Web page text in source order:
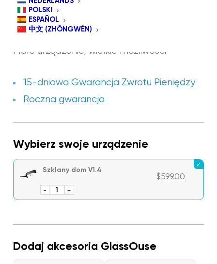
POLSKI
ESPAÑOL
中文 (ZHŌNGWÉN)
SZKLANY DOM V1.4
Małe urządzenie, wielkie możliwości
15-dniowa Gwarancja Zwrotu Pieniędzy
Roczna gwarancja
Wybierz swoje urządzenie
Szklany dom V1.4
$599.00
-
ilość
+
Dodaj akcesoria GlassOuse